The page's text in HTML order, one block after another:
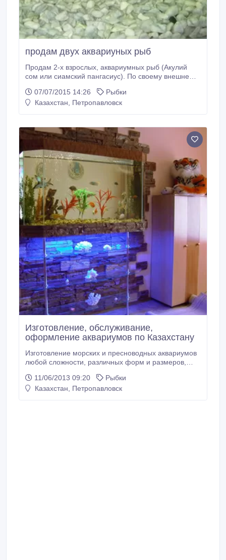
продам двух аквариуных рыб
Продам 2-х взрослых, аквариумных рыб (Акулий
сом или сиамский пангасиус). По своему внешнему
Рыбки очень обаятельны, активны, подвижны,
миролюбивы, уживаются со всеми обитателями.
07/07/2015 14:26
Рыбки
Казахстан, Петропавловск
Изготовление, обслуживание,
оформление аквариумов по Казахстану
Изготовление морских и пресноводных аквариумов
любой сложности, различных форм и размеров,
sprut.satu.kz.
11/06/2013 09:20
Рыбки
Казахстан, Петропавловск